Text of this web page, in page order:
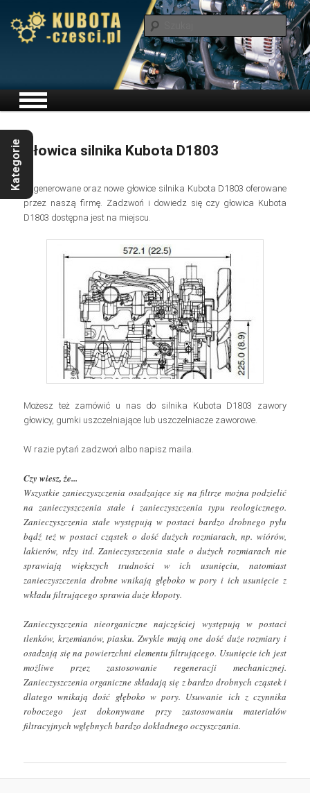
Menu główne
Przeskocz do tekstu
Głowica silnika Kubota D1803
Regenerowane oraz nowe głowice silnika Kubota D1803 oferowane
przez naszą firmę. Zadzwoń i dowiedz się czy głowica Kubota
D1803 dostępna jest na miejscu.
Możesz też zamówić u nas do silnika Kubota D1803 zawory
głowicy, gumki uszczelniające lub uszczelniacze zaworowe.
W razie pytań zadzwoń albo napisz maila.
Wszystkie zanieczyszczenia osadzające się na filtrze można podzielić
na zanieczyszczenia stałe i zanieczyszczenia typu reologicznego.
Zanieczyszczenia stałe występują w postaci bardzo drobnego pyłu
bądź też w postaci cząstek o dość dużych rozmiarach, np. wiórów,
lakierów, rdzy itd. Zanieczyszczenia stałe o dużych rozmiarach nie
sprawiają większych trudności w ich usunięciu, natomiast
zanieczyszczenia drobne wnikają głęboko w pory i ich usunięcie z
wkładu filtrującego sprawia duże kłopoty.
Zanieczyszczenia nieorganiczne najczęściej występują w postaci
tlenków, krzemianów, piasku. Zwykle mają one dość duże rozmiary i
osadzają się na powierzchni elementu filtrującego. Usunięcie ich jest
możliwe przez zastosowanie regeneracji mechanicznej.
Zanieczyszczenia organiczne składają się z bardzo drobnych cząstek i
dlatego wnikają dość głęboko w pory. Usuwanie ich z czynnika
roboczego jest dokonywane przy zastosowaniu materiałów
filtracyjnych wgłębnych bardzo dokładnego oczyszczania.